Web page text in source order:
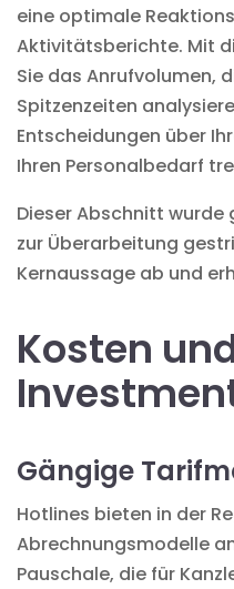
eine optimale
Aktivitätsberichte. Mit
Sie das Anrufvolumen,
Spitzenzeiten
Entscheidungen über
Ihren Personalbedarf
Dieser Abschnitt wurde
zur Überarbeitung
Kernaussage ab und
Kosten
Gängige
Hotlines bieten in der
Abrechnungsmodelle
Pauschale, die für